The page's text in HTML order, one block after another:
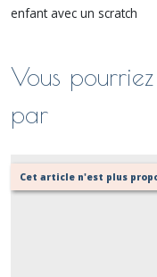
enfant avec un scratch
Vous
par